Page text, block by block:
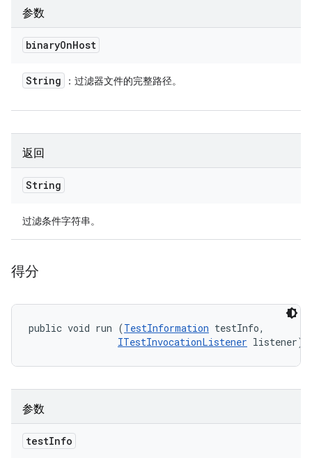
参数
binaryOnHost
String ：过滤器文件的完整路径。
返回
String
过滤条件字符串。
得分
public void run (TestInformation testInfo,
ITestInvocationListener listener)
参数
testInfo